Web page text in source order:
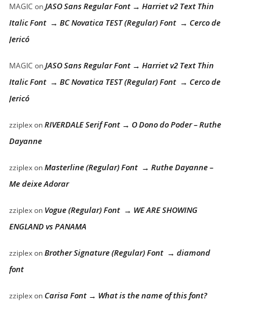
MAGIC onJASO Sans Regular Font → Harriet v2 Text Thin
Italic Font → BC Novatica TEST (Regular) Font → Cerco de
Jericó
MAGIC onJASO Sans Regular Font → Harriet v2 Text Thin
Italic Font → BC Novatica TEST (Regular) Font → Cerco de
Jericó
zziplexonRIVERDALE Serif Font → O Dono do Poder – Ruthe
Dayanne
zziplexonMasterline (Regular) Font → Ruthe Dayanne –
Me deixe Adorar
zziplexon Vogue (Regular) Font → WE ARE SHOWING
ENGLAND vs PANAMA
zziplexonBrother Signature (Regular) Font → diamond
font
zziplexon Carisa Font → What is the name of this font?